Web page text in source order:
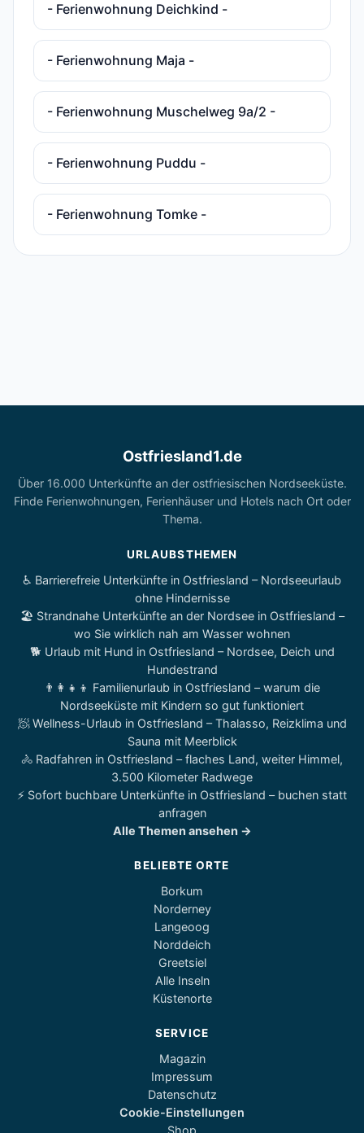
- Ferienwohnung Deichkind -
- Ferienwohnung Maja -
- Ferienwohnung Muschelweg 9a/2 -
- Ferienwohnung Puddu -
- Ferienwohnung Tomke -
Ostfriesland1.de
Über 16.000 Unterkünfte an der ostfriesischen Nordseeküste.
Finde Ferienwohnungen, Ferienhäuser und Hotels nach Ort oder
Thema.
URLAUBSTHEMEN
♿ Barrierefreie Unterkünfte in Ostfriesland – Nordseeurlaub
ohne Hindernisse
🏖️ Strandnahe Unterkünfte an der Nordsee in Ostfriesland –
wo Sie wirklich nah am Wasser wohnen
🐕 Urlaub mit Hund in Ostfriesland – Nordsee, Deich und
Hundestrand
👨‍👩‍👧‍👦 Familienurlaub in Ostfriesland – warum die
Nordseeküste mit Kindern so gut funktioniert
🧖 Wellness-Urlaub in Ostfriesland – Thalasso, Reizklima und
Sauna mit Meerblick
🚴 Radfahren in Ostfriesland – flaches Land, weiter Himmel,
3.500 Kilometer Radwege
⚡ Sofort buchbare Unterkünfte in Ostfriesland – buchen statt
anfragen
Alle Themen ansehen →
BELIEBTE ORTE
Borkum
Norderney
Langeoog
Norddeich
Greetsiel
Alle Inseln
Küstenorte
SERVICE
Magazin
Impressum
Datenschutz
Cookie-Einstellungen
Shop